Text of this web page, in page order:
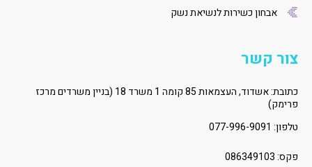
אבחון כשירות לנשיאת נשק
צור קשר
כתובת: אשדוד, העצמאות 85 קומה 1 משרד 18 (בניין משרדים מרכז
פרימק)
טלפון: 077-996-9091
פקס: 086349103